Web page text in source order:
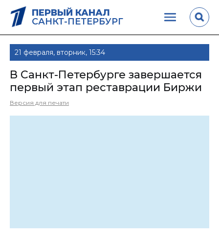
ПЕРВЫЙ КАНАЛ
САНКТ-ПЕТЕРБУРГ
21 февраля, вторник, 15:34
В Санкт-Петербурге завершается
первый этап реставрации Биржи
Версия для печати